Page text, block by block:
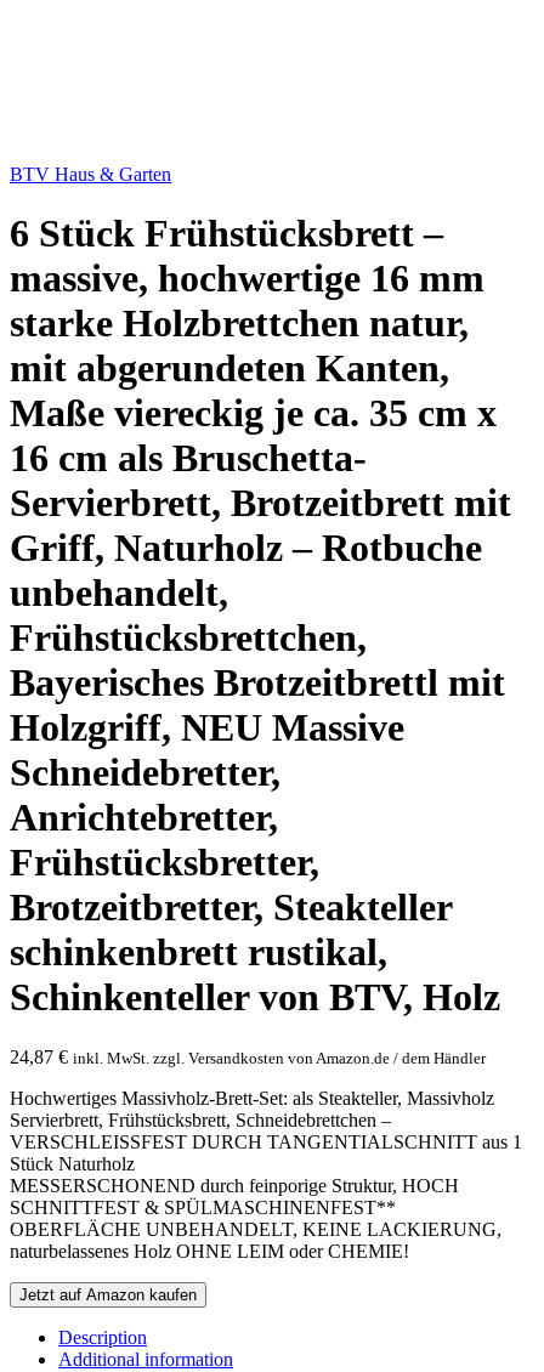
BTV Haus & Garten
6 Stück Frühstücksbrett –
massive, hochwertige 16 mm
starke Holzbrettchen natur,
mit abgerundeten Kanten,
Maße viereckig je ca. 35 cm x
16 cm als Bruschetta-
Servierbrett, Brotzeitbrett mit
Griff, Naturholz – Rotbuche
unbehandelt,
Frühstücksbrettchen,
Bayerisches Brotzeitbrettl mit
Holzgriff, NEU Massive
Schneidebretter,
Anrichtebretter,
Frühstücksbretter,
Brotzeitbretter, Steakteller
schinkenbrett rustikal,
Schinkenteller von BTV, Holz
24,87 € inkl. MwSt. zzgl. Versandkosten von Amazon.de / dem Händler
Hochwertiges Massivholz-Brett-Set: als Steakteller, Massivholz
Servierbrett, Frühstücksbrett, Schneidebrettchen –
VERSCHLEISSFEST DURCH TANGENTIALSCHNITT aus 1
Stück Naturholz
MESSERSCHONEND durch feinporige Struktur, HOCH
SCHNITTFEST & SPÜLMASCHINENFEST**
OBERFLÄCHE UNBEHANDELT, KEINE LACKIERUNG,
naturbelassenes Holz OHNE LEIM oder CHEMIE!
Jetzt auf Amazon kaufen
Description
Additional information